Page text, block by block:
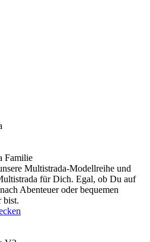
Familie
Multistrada-Modellreihe und
für Dich. Egal, ob Du auf
Abenteuer oder bequemen
bist.